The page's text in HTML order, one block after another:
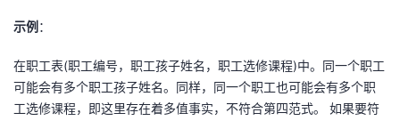
示例 ：
在职工表(职工编号，职工孩子姓名，职工选修课程)中。同一个职工
可能会有多个职工孩子姓名。同样，同一个职工也可能会有多个职
工选修课程，即这里存在着多值事实，不符合第四范式。 如果要符